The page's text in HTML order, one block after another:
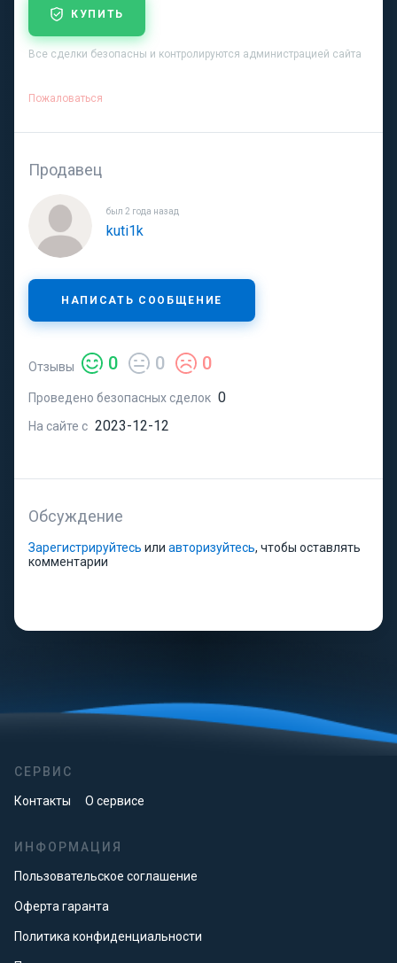
КУПИТЬ
Все сделки безопасны и контролируются администрацией сайта
Пожаловаться
Продавец
был 2 года назад
kuti1k
НАПИСАТЬ СООБЩЕНИЕ
Отзывы 0 0 0
Проведено безопасных сделок 0
На сайте с 2023-12-12
Обсуждение
Зарегистрируйтесь или авторизуйтесь, чтобы оставлять
комментарии
СЕРВИС
Контакты О сервисе
ИНФОРМАЦИЯ
Пользовательское соглашение
Оферта гаранта
Политика конфиденциальности